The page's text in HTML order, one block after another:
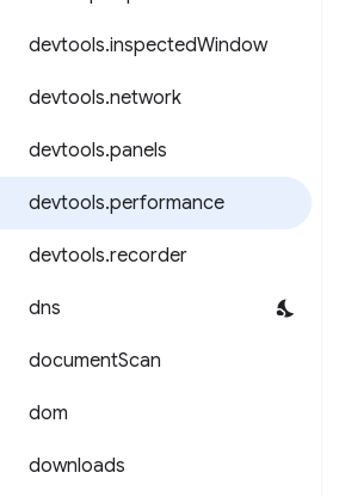
devtools.inspectedWindow
devtools.network
devtools.panels
devtools.performance
devtools.recorder
dns
documentScan
dom
downloads